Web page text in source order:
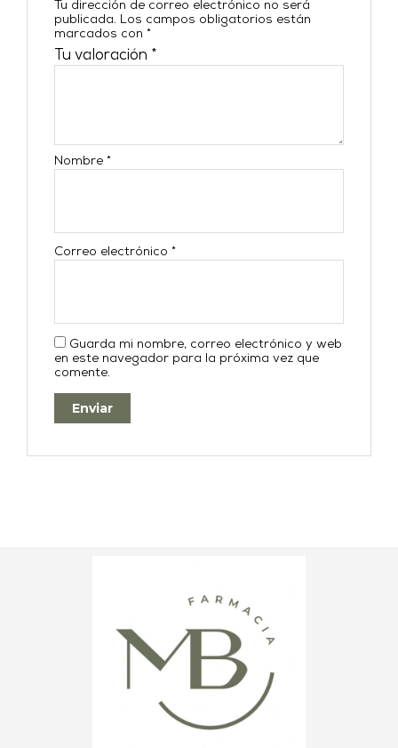
Tu dirección de correo electrónico no será
publicada. Los campos obligatorios están
marcados con*
Tu valoración *
Nombre*
Correo electrónico*
Guarda mi nombre, correo electrónico y web
en este navegador para la próxima vez que
comente.